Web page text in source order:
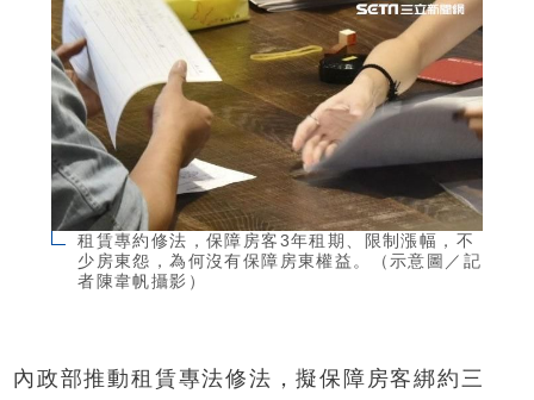
租賃專約修法，保障房客3年租期、限制漲幅，不
少房東怨，為何沒有保障房東權益。（示意圖／記
者陳韋帆攝影）
內政部推動租賃專法修法，擬保障房客綁約三